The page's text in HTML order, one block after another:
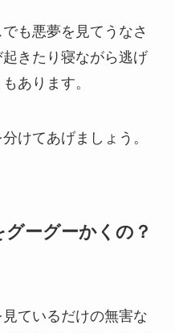
も悪夢を見てうなさ
きたり寝ながら逃げ
あります。
けてあげましょう。
ーグーかくの？
ているだけの無害な